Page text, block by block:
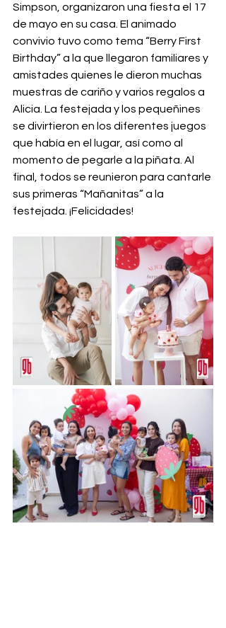
Simpson, organizaron una fiesta el 17
de mayo en su casa. El animado
convivio tuvo como tema “Berry First
Birthday” a la que llegaron familiares y
amistades quienes le dieron muchas
muestras de cariño y varios regalos a
Alicia. La festejada y los pequeñines
se divirtieron en los diferentes juegos
que había en el lugar, así como al
momento de pegarle a la piñata. Al
final, todos se reunieron para cantarle
sus primeras “Mañanitas” a la
festejada. ¡Felicidades!